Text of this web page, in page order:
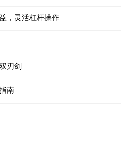
，灵活杠杆操作
刃剑
南